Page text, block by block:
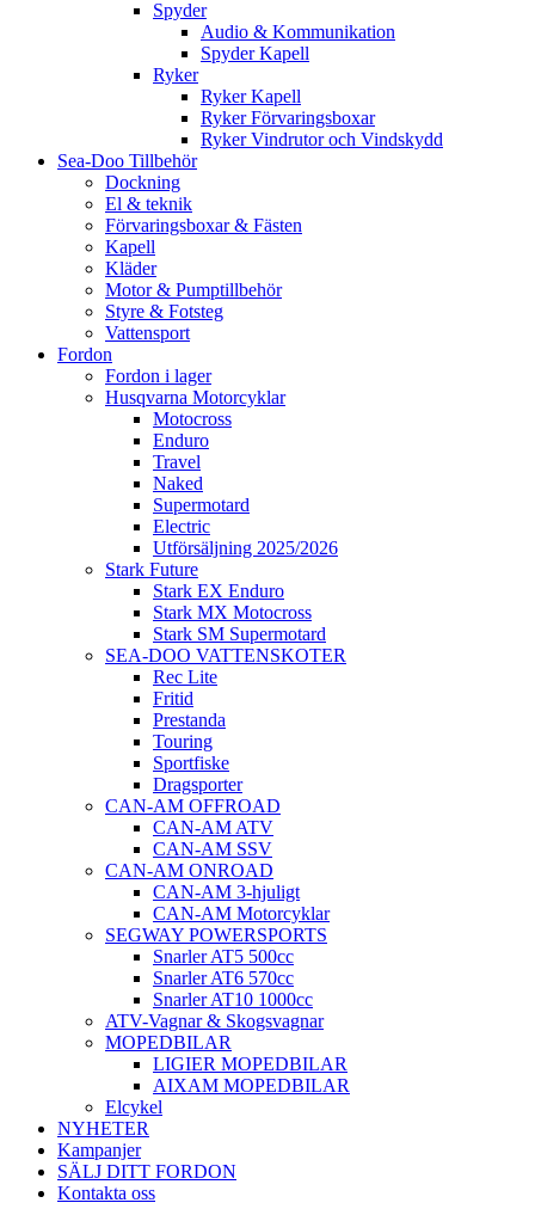
Spyder
Audio & Kommunikation
Spyder Kapell
Ryker
Ryker Kapell
Ryker Förvaringsboxar
Ryker Vindrutor och Vindskydd
Sea-Doo Tillbehör
Dockning
El & teknik
Förvaringsboxar & Fästen
Kapell
Kläder
Motor & Pumptillbehör
Styre & Fotsteg
Vattensport
Fordon
Fordon i lager
Husqvarna Motorcyklar
Motocross
Enduro
Travel
Naked
Supermotard
Electric
Utförsäljning 2025/2026
Stark Future
Stark EX Enduro
Stark MX Motocross
Stark SM Supermotard
SEA-DOO VATTENSKOTER
Rec Lite
Fritid
Prestanda
Touring
Sportfiske
Dragsporter
CAN-AM OFFROAD
CAN-AM ATV
CAN-AM SSV
CAN-AM ONROAD
CAN-AM 3-hjuligt
CAN-AM Motorcyklar
SEGWAY POWERSPORTS
Snarler AT5 500cc
Snarler AT6 570cc
Snarler AT10 1000cc
ATV-Vagnar & Skogsvagnar
MOPEDBILAR
LIGIER MOPEDBILAR
AIXAM MOPEDBILAR
Elcykel
NYHETER
Kampanjer
SÄLJ DITT FORDON
Kontakta oss